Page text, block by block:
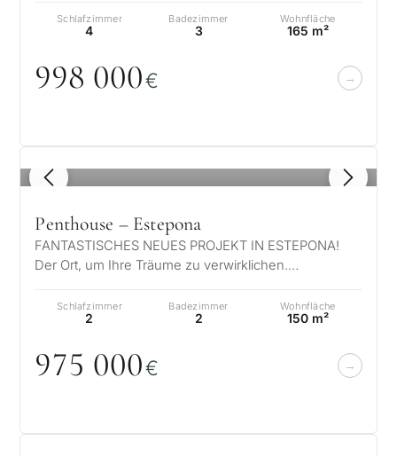
Schlafzimmer
4
Badezimmer
3
Wohnfläche
165 m²
998 000€
1 / 8
Penthouse – Estepona
FANTASTISCHES NEUES PROJEKT IN ESTEPONA!
Der Ort, um Ihre Träume zu verwirklichen.
bestehen…
Schlafzimmer
2
Badezimmer
2
Wohnfläche
150 m²
975 000€